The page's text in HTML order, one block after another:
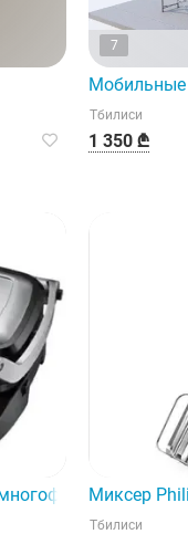
7
Мобильные
Тбилиси
1 350 ₾
Миксер
Тбилиси